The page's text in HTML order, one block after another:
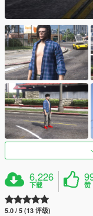
6,226
下载 赞
5.0 / 5 (13 评级)